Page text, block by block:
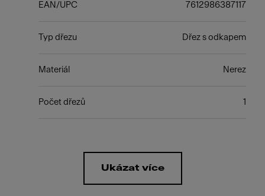
EAN/UPC 7612986387117
Typ dřezu Dřez s odkapem
Materiál Nerez
Počet dřezů 1
Ukázat více